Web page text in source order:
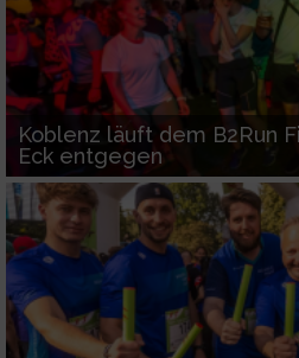
Koblenz läuft dem B2Run
Eck entgegen